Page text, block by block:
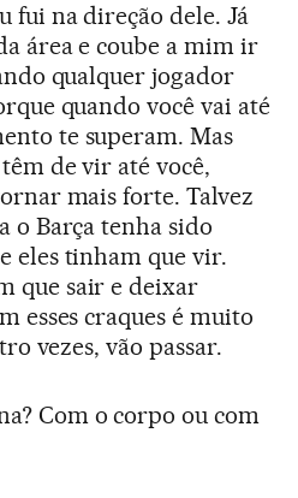
fui na direção dele. Já
área e coube a mim ir
qualquer jogador
quando você vai até
te superam. Mas
de vir até você,
mais forte. Talvez
o Barça tenha sido
eles tinham que vir.
que sair e deixar
esses craques é muito
vezes, vão passar.
Com o corpo ou com